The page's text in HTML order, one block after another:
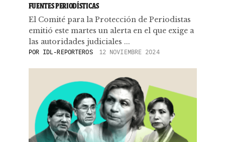
FUENTES PERIODÍSTICAS
El Comité para la Protección de Periodistas
emitió este martes un alerta en el que exige a
las autoridades judiciales ...
POR IDL-REPORTEROS 12 NOVIEMBRE 2024